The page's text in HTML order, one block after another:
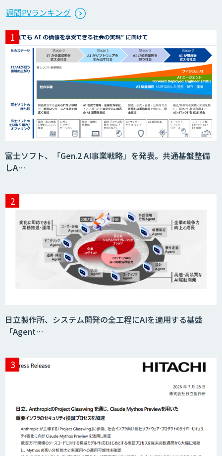
週間PVランキング
富士ソフト、「Gen.2 AI事業戦略」を発表。共通基盤整備
しA…
日立製作所、システム開発の全工程にAIを適用する基盤
「Agent…